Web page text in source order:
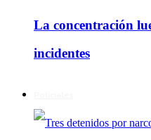
La concentración
incidentes